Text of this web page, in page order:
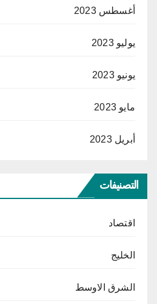
أغسطس 2023
يوليو 2023
يونيو 2023
مايو 2023
أبريل 2023
التصنيفات
اقتصاد
الخليج
الشرق الاوسط